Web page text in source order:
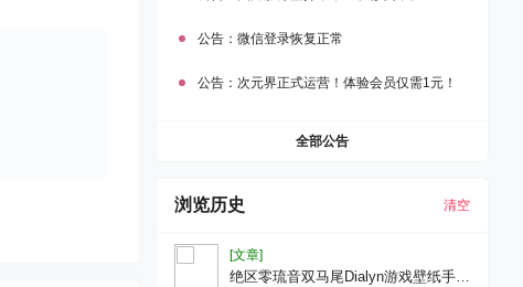
公告： 微信登录恢复正常
公告： 次元界正式运营！体验会员仅需1元！
全部公告
浏览历史 清空
[文章]
绝区零琉音双马尾Dialyn游戏壁纸手机